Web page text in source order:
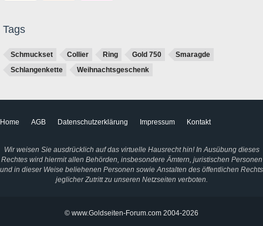
Tags
Schmuckset Collier Ring Gold 750
Smaragde
Schlangenkette
Weihnachtsgeschenk
Home AGB Datenschutzerklärung Impressum Kontakt
Wir weisen Sie ausdrücklich auf das virtuelle Hausrecht hin! In Ausübung dieses
Rechtes wird hiermit allen Behörden, insbesondere Ämtern, juristischen Personen
und in dieser Weise beliehenen Personen sowie Anstalten des öffentlichen Rechts
jeglicher Zutritt zu unseren Netzseiten verboten.
© www.Goldseiten-Forum.com 2004-2026